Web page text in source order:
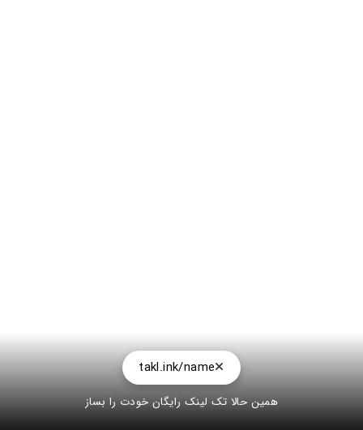
takl.ink/name
همین حالا تک لینک رایگان خودت را بساز